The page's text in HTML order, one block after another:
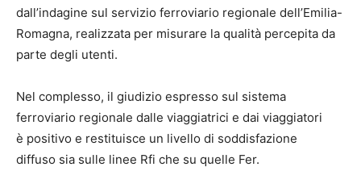
dall’indagine sul servizio ferroviario regionale dell’Emilia-
Romagna, realizzata per misurare la qualità percepita da
parte degli utenti.
Nel complesso, il giudizio espresso sul sistema
ferroviario regionale dalle viaggiatrici e dai viaggiatori
è positivo e restituisce un livello di soddisfazione
diffuso sia sulle linee Rfi che su quelle Fer.